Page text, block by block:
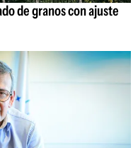
de granos con ajuste